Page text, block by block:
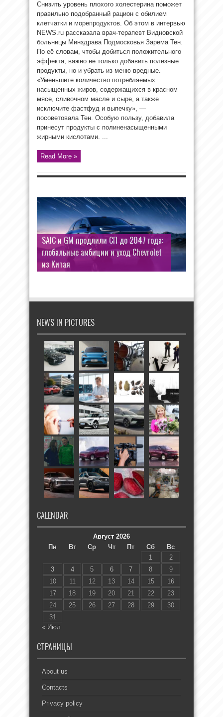
Снизить уровень плохого холестерина поможет
правильно подобранный рацион с обилием
клетчатки и морепродуктов. Об этом в интервью
NEWS.ru рассказала врач-терапевт Видновской
больницы Минздрава Подмосковья Зарема Тен.
По её словам, чтобы добиться положительного
эффекта, важно не только добавить полезные
продукты, но и убрать из меню вредные.
«Уменьшите количество потребляемых
насыщенных жиров, содержащихся в красном
мясе, сливочном масле и сыре, а также
исключите фастфуд и выпечку», —
посоветовала Тен. Особую пользу, добавила
принесут продукты с полиненасыщенными
жирными кислотами. ...
Read More »
SAIC и GM продлили СП до 2047 года:
глобальные амбиции и уход Chevrolet
из Китая
NEWS IN PICTURES
CALENDAR
Август 2026
Пн
Вт Ср Чт Пт Сб
Вс
1
2
3
4 5 6 7 8
9
10
11 12 13 14 15
16
17
18 19 20 21 22
23
24
25 26 27 28 29
30
31
« Июл
СТРАНИЦЫ
About us
Contacts
Privacy policy